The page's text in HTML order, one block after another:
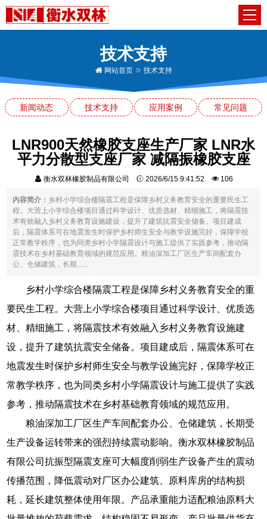
技术支持
网站首页 技术支持
新闻动态 技术支持 应用案例 常见问题
LNR900天然橡胶支座生产厂家 LNR水
平力分散型支座厂家 减隔振橡胶支座
衡水双林橡胶制品有限公司 2026/6/15 9:41:52 106
内容简介： 乡村小学综合楼隔震工程是保障乡村义务教育安全的重要民生工
程。大营上小学综合楼项目通过科学设计、优质选材、精细施工，将隔震技
术有效融入乡村义务教育设施建设，提升了建筑抗震安全储备。项目建成
后，隔震体系可在地震发生时保护乡村师生安全与教学设施完好，保障学校
正常教学秩序，也为同类乡村小学隔震设计与施工提供了实践参考，推动隔
震技术在乡村基础教育领域的规范应用。粮油深加工厂区生产车间配套办
公、仓储建筑，长期......
乡村小学综合楼隔震工程是保障乡村义务教育安全的重
要民生工程。大营上小学综合楼项目通过科学设计、优质选
材、精细施工，将隔震技术有效融入乡村义务教育设施建
设，提升了建筑抗震安全储备。项目建成后，隔震体系可在
地震发生时保护乡村师生安全与教学设施完好，保障学校正
常教学秩序，也为同类乡村小学隔震设计与施工提供了实践
参考，推动隔震技术在乡村基础教育领域的规范应用。
粮油深加工厂区生产车间配套办公、仓储建筑，长期受
生产设备运转带来的强烈持续震动影响。衡水双林橡胶制品
有限公司抗振型隔震支座可大幅度削弱生产设备产生的震动
传播范围，降低震动对厂区办公建筑、原料库房的结构损
耗，延长建筑整体使用年限。产品承重能力适配粮油原料大